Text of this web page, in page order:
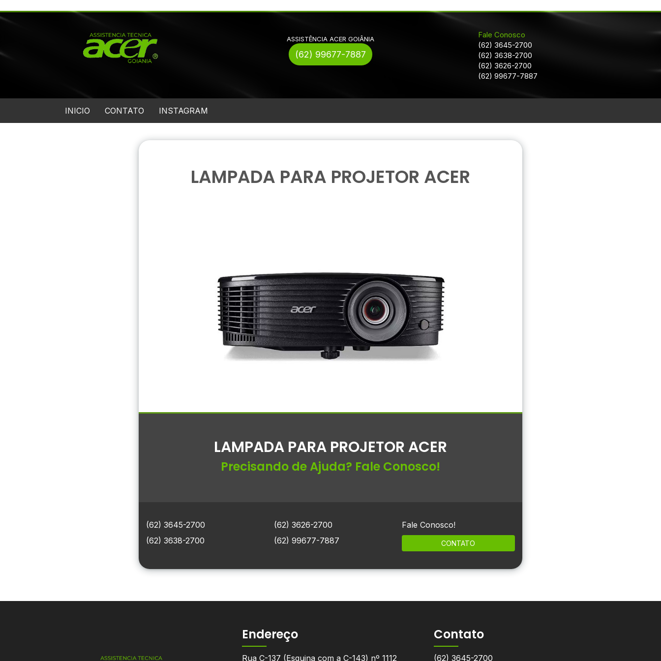
ASSISTÊNCIA ACER GOIÂNIA
(62) 99677-7887
Fale Conosco
(62) 3645-2700
(62) 3638-2700
(62) 3626-2700
(62) 99677-7887
INICIO CONTATO INSTAGRAM
LAMPADA PARA PROJETOR ACER
LAMPADA PARA PROJETOR ACER
Precisando de Ajuda? Fale Conosco!
(62) 3645-2700
(62) 3638-2700
(62) 3626-2700
(62) 99677-7887
Fale Conosco!
CONTATO
Endereço
Rua C-137 (Esquina com a C-143) nº 1112
Contato
(62) 3645-2700